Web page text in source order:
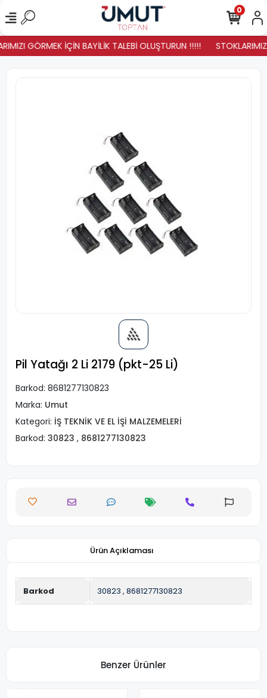
GÖRMEK İÇİN BAYİLİK TALEBİ OLUŞTURUN !!!!!
0
Pil Yatağı 2 Li 2179 (pkt-25 Li)
Barkod: 8681277130823
Marka: Umut
Kategori: İŞ TEKNİK VE EL İŞİ MALZEMELERİ
Barkod: 30823 , 8681277130823
Ürün Açıklaması
Barkod 30823 , 8681277130823
Benzer Ürünler